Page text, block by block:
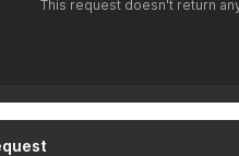
This request doesn't return